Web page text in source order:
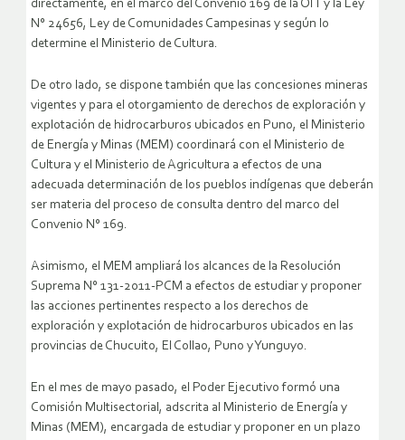
directamente, en el marco del Convenio 169 de la OIT y la Ley
N° 24656, Ley de Comunidades Campesinas y según lo
determine el Ministerio de Cultura.
De otro lado, se dispone también que las concesiones mineras
vigentes y para el otorgamiento de derechos de exploración y
explotación de hidrocarburos ubicados en Puno, el Ministerio
de Energía y Minas (MEM) coordinará con el Ministerio de
Cultura y el Ministerio de Agricultura a efectos de una
adecuada determinación de los pueblos indígenas que deberán
ser materia del proceso de consulta dentro del marco del
Convenio N° 169.
Asimismo, el MEM ampliará los alcances de la Resolución
Suprema N° 131-2011-PCM a efectos de estudiar y proponer
las acciones pertinentes respecto a los derechos de
exploración y explotación de hidrocarburos ubicados en las
provincias de Chucuito, El Collao, Puno y Yunguyo.
En el mes de mayo pasado, el Poder Ejecutivo formó una
Comisión Multisectorial, adscrita al Ministerio de Energía y
Minas (MEM), encargada de estudiar y proponer en un plazo